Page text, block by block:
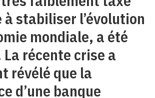
stabiliser l’évolution
mondiale, a été
récente crise a
révélé que la
d’une banque